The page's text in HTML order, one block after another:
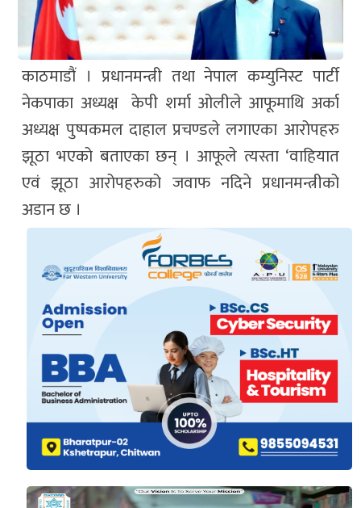
काठमाडौं । प्रधानमन्त्री तथा नेपाल कम्युनिस्ट पार्टी
नेकपाका अध्यक्ष केपी शर्मा ओलीले आफूमाथि अर्का
अध्यक्ष पुष्पकमल दाहाल प्रचण्डले लगाएका आरोपहरु
झूठा भएको बताएका छन् । आफूले त्यस्ता ‘वाहियात
एवं झूठा आरोपहरुको जवाफ नदिने प्रधानमन्त्रीको
अडान छ ।